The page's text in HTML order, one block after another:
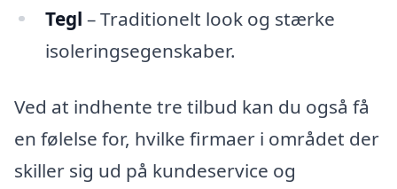
Tegl – Traditionelt look og stærke
isoleringsegenskaber.
Ved at indhente tre tilbud kan du også få
en følelse for, hvilke firmaer i området der
skiller sig ud på kundeservice og